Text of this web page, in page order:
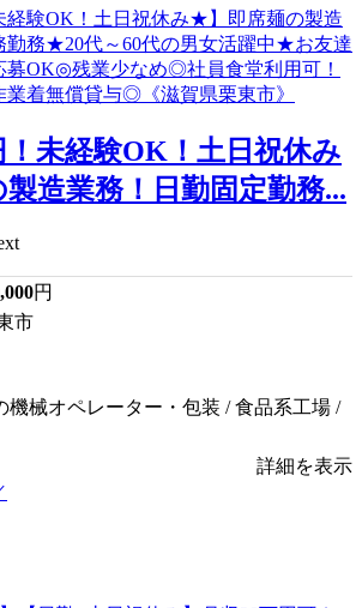
！未経験OK！土日祝休み
造業務！日勤固定勤務...
円
市
機械オペレーター・包装 / 食品系工場 /
詳細を表示